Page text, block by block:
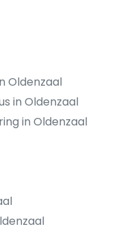
Oldenzaal
in Oldenzaal
in Oldenzaal